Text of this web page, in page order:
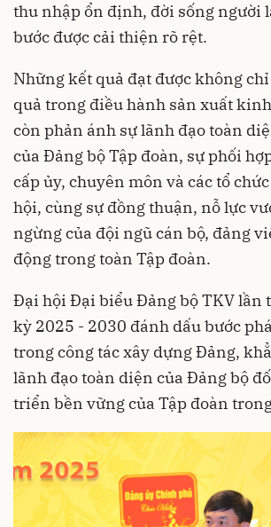
thu nhập ổn định, đời sống người
bước được cải thiện rõ rệt.
Những kết quả đạt được không
quả trong điều hành sản xuất
còn phản ánh sự lãnh đạo toàn
của Đảng bộ Tập đoàn, sự phối
cấp ủy, chuyên môn và các tổ
hội, cùng sự đồng thuận, nỗ lực
ngừng của đội ngũ cán bộ, đảng
động trong toàn Tập đoàn.
Đại hội Đại biểu Đảng bộ TKV lần
kỳ 2025 - 2030 đánh dấu bước
trong công tác xây dựng Đảng,
lãnh đạo toàn diện của Đảng bộ
triển bền vững của Tập đoàn